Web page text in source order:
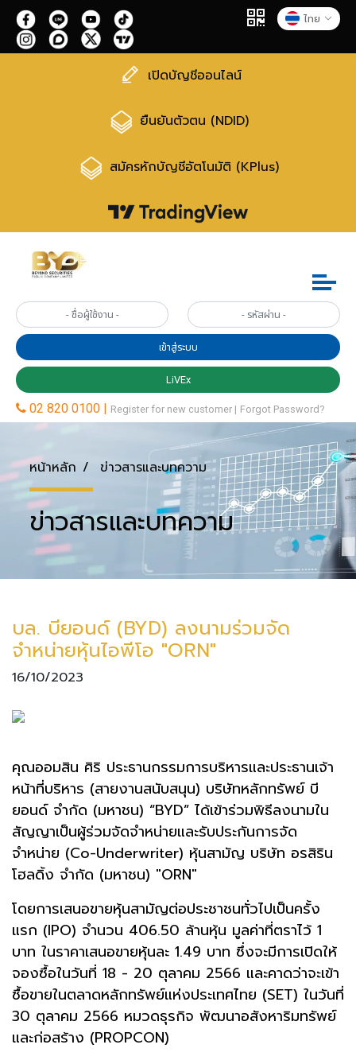
ไทย
เปิดบัญชีออนไลน์
ยืนยันตัวตน (NDID)
สมัครหักบัญชีอัตโนมัติ (KPlus)
หน้าหลัก ข่าวสารและบทความ
ข่าวสารและบทความ
บล. บียอนด์ (BYD) ลงนามร่วมจัด
จำหน่ายหุ้นไอพีโอ "ORN"
16/10/2023
คุณออมสิน ศิริ ประธานกรรมการบริหารและประธานเจ้า
หน้าที่บริหาร (สายงานสนับสนุน) บริษัทหลักทรัพย์ บี
ยอนด์ จำกัด (มหาชน) “BYD” ได้เข้าร่วมพิธีลงนามใน
สัญญาเป็นผู้ร่วมจัดจำหน่ายและรับประกันการจัด
จำหน่าย (Co-Underwriter) หุ้นสามัญ บริษัท อรสิริน
โฮลดิ้ง จำกัด (มหาชน) "ORN"
โดยการเสนอขายหุ้นสามัญต่อประชาชนทั่วไปเป็นครั้ง
แรก (IPO) จำนวน 406.50 ล้านหุ้น มูลค่าที่ตราไว้ 1
บาท ในราคาเสนอขายหุ้นละ 1.49 บาท ซึ่งจะมีการเปิดให้
จองซื้อในวันที่ 18 - 20 ตุลาคม 2566 และคาดว่าจะเข้า
ซื้อขายในตลาดหลักทรัพย์แห่งประเทศไทย (SET) ในวันที่
30 ตุลาคม 2566 หมวดธุรกิจ พัฒนาอสังหาริมทรัพย์
และก่อสร้าง (PROPCON)